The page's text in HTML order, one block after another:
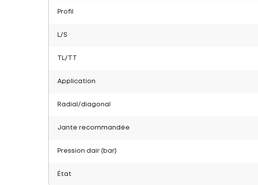
Profil
L/S
TL/TT
Application
Radial/diagonal
Jante recommandée
Pression dair (bar)
État